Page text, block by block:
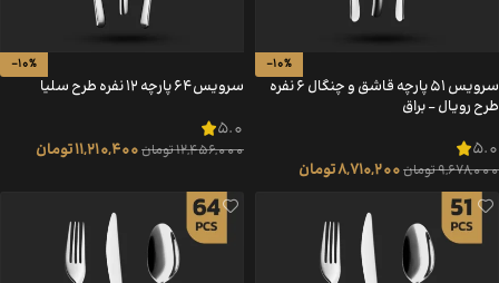
-10%
سرویس 51 پارچه قاشق و چنگال 6 نفره
طرح رویال – براق
5.0
9,678,000تومان8,710,200تومان
-10%
سرویس 64 پارچه 12 نفره طرح سلیا
5.0
12,456,000تومان11,210,400تومان